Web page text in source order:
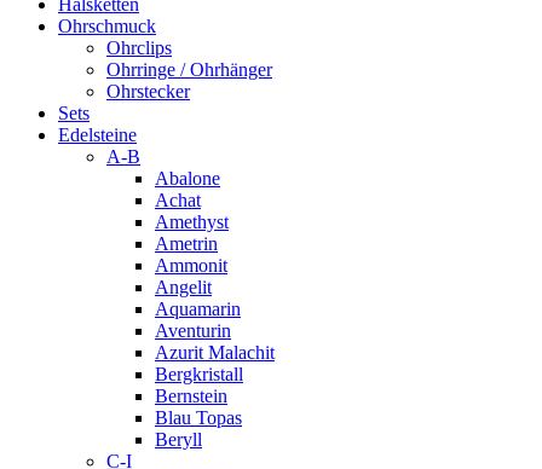
Halsketten
Ohrschmuck
Ohrclips
Ohrringe / Ohrhänger
Ohrstecker
Sets
Edelsteine
A-B
Abalone
Achat
Amethyst
Ametrin
Ammonit
Angelit
Aquamarin
Aventurin
Azurit Malachit
Bergkristall
Bernstein
Blau Topas
Beryll
C-I